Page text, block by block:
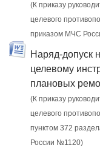
(К приказу
целевого
приказом МЧС
Наряд-допуск
целевому
плановых
(К приказу
целевого
пунктом 372
России №1120)